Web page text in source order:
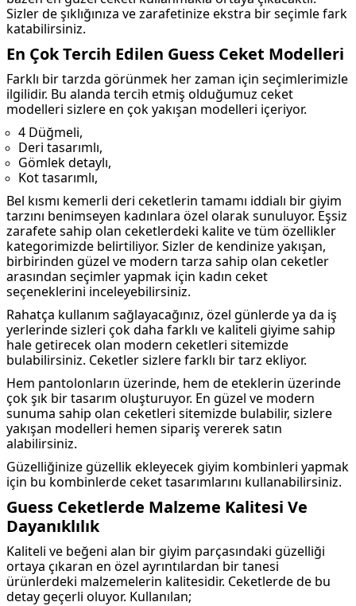
Sizler de şıklığınıza ve zarafetinize ekstra bir seçimle fark
katabilirsiniz.
En Çok Tercih Edilen Guess Ceket Modelleri
Farklı bir tarzda görünmek her zaman için seçimlerimizle
ilgilidir. Bu alanda tercih etmiş olduğumuz ceket
modelleri sizlere en çok yakışan modelleri içeriyor.
4 Düğmeli,
Deri tasarımlı,
Gömlek detaylı,
Kot tasarımlı,
Bel kısmı kemerli deri ceketlerin tamamı iddialı bir giyim
tarzını benimseyen kadınlara özel olarak sunuluyor. Eşsiz
zarafete sahip olan ceketlerdeki kalite ve tüm özellikler
kategorimizde belirtiliyor. Sizler de kendinize yakışan,
birbirinden güzel ve modern tarza sahip olan ceketler
arasından seçimler yapmak için kadın ceket
seçeneklerini inceleyebilirsiniz.
Rahatça kullanım sağlayacağınız, özel günlerde ya da iş
yerlerinde sizleri çok daha farklı ve kaliteli giyime sahip
hale getirecek olan modern ceketleri sitemizde
bulabilirsiniz. Ceketler sizlere farklı bir tarz ekliyor.
Hem pantolonların üzerinde, hem de eteklerin üzerinde
çok şık bir tasarım oluşturuyor. En güzel ve modern
sunuma sahip olan ceketleri sitemizde bulabilir, sizlere
yakışan modelleri hemen sipariş vererek satın
alabilirsiniz.
Güzelliğinize güzellik ekleyecek giyim kombinleri yapmak
için bu kombinlerde ceket tasarımlarını kullanabilirsiniz.
Guess Ceketlerde Malzeme Kalitesi Ve
Dayanıklılık
Kaliteli ve beğeni alan bir giyim parçasındaki güzelliği
ortaya çıkaran en özel ayrıntılardan bir tanesi
ürünlerdeki malzemelerin kalitesidir. Ceketlerde de bu
detay geçerli oluyor. Kullanılan;